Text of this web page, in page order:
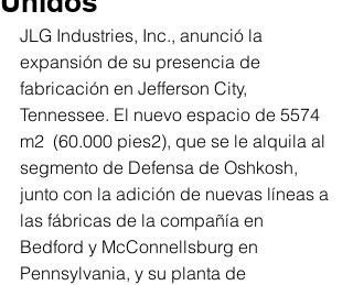
JLG Industries, Inc., anunció la
expansión de su presencia de
fabricación en Jefferson City,
Tennessee. El nuevo espacio de 5574
m2  (60.000 pies2), que se le alquila al
segmento de Defensa de Oshkosh,
junto con la adición de nuevas líneas a
las fábricas de la compañía en
Bedford y McConnellsburg en
Pennsylvania, y su planta de